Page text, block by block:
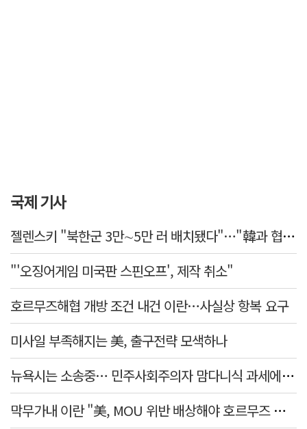
국제 기사
젤렌스키 "북한군 3만∼5만 러 배치됐다"…"韓과 협력 위해 접촉 중"
"'오징어게임 미국판 스핀오프', 제작 취소"
호르무즈해협 개방 조건 내건 이란…사실상 항복 요구
미사일 부족해지는 美, 출구전략 모색하나
뉴욕시는 소송중… 민주사회주의자 맘다니식 과세에 저항 잇따라
막무가내 이란 "美, MOU 위반 배상해야 호르무즈 재개방"